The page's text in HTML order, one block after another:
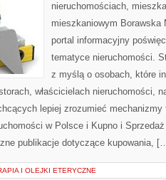
nieruchomościach,
mieszkaniowym Borawska
portal informacyjny
tematyce nieruchomości.
z myślą o osobach, które
właścicielach nieruchomości,
lepiej zrozumieć mechanizmy
w Polsce i Kupno i
publikacje dotyczące kupowania,
I OLEJKI ETERYCZNE